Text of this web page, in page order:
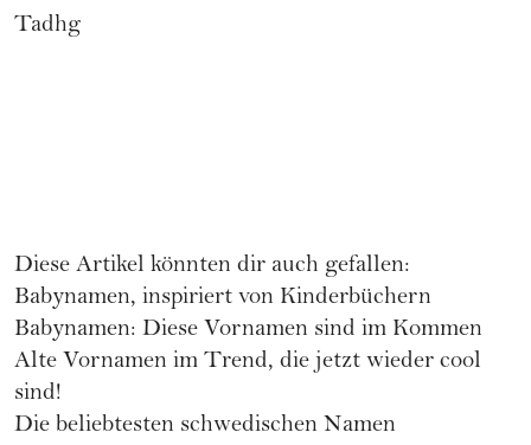
Tadhg
Diese Artikel könnten dir auch gefallen:
Babynamen, inspiriert von Kinderbüchern
Babynamen: Diese Vornamen sind im Kommen
Alte Vornamen im Trend, die jetzt wieder cool
sind!
Die beliebtesten schwedischen Namen